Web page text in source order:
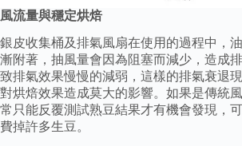
風流量與穩定烘焙
銀皮收集桶及排氣風扇在使用的過程中，
漸附著，抽風量會因為阻塞而減少，造成
致排氣效果慢慢的減弱，這樣的排氣衰退
對烘焙效果造成莫大的影響。如果是傳統
常只能反覆測試熟豆結果才有機會發現，
費掉許多生豆。